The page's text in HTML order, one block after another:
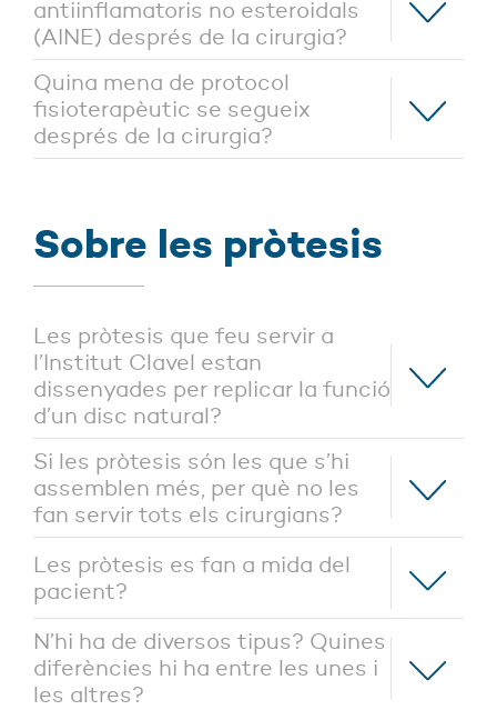
antiinflamatoris no esteroidals
(AINE) després de la cirurgia?
Quina mena de protocol
fisioterapèutic se segueix
després de la cirurgia?
Sobre les pròtesis
Les pròtesis que feu servir a
l’Institut Clavel estan
dissenyades per replicar la funció
d’un disc natural?
Si les pròtesis són les que s’hi
assemblen més, per què no les
fan servir tots els cirurgians?
Les pròtesis es fan a mida del
pacient?
N’hi ha de diversos tipus? Quines
diferències hi ha entre les unes i
les altres?